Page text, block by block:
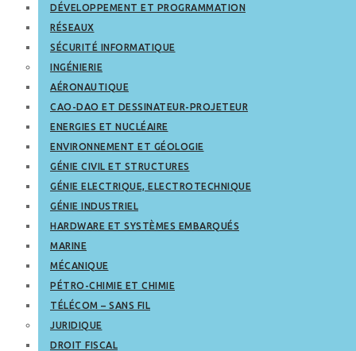
DÉVELOPPEMENT ET PROGRAMMATION
RÉSEAUX
SÉCURITÉ INFORMATIQUE
INGÉNIERIE
AÉRONAUTIQUE
CAO-DAO ET DESSINATEUR-PROJETEUR
ENERGIES ET NUCLÉAIRE
ENVIRONNEMENT ET GÉOLOGIE
GÉNIE CIVIL ET STRUCTURES
GÉNIE ELECTRIQUE, ELECTROTECHNIQUE
GÉNIE INDUSTRIEL
HARDWARE ET SYSTÈMES EMBARQUÉS
MARINE
MÉCANIQUE
PÉTRO-CHIMIE ET CHIMIE
TÉLÉCOM – SANS FIL
JURIDIQUE
DROIT FISCAL